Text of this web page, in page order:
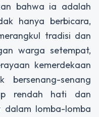
bahwa ia adalah
hanya berbicara,
tradisi dan
warga setempat,
kemerdekaan
bersenang-senang
rendah hati dan
lomba-lomba